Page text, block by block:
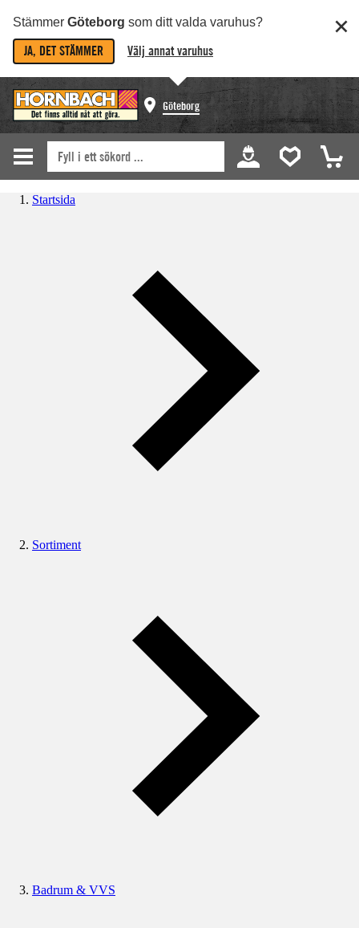
Stämmer Göteborg som ditt valda varuhus?
JA, DET STÄMMER Välj annat varuhus
Göteborg
Startsida
Sortiment
Badrum & VVS